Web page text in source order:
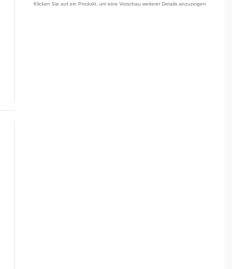
Klicken Sie auf ein Produkt, um eine Vorschau weiterer Details anzuzeigen